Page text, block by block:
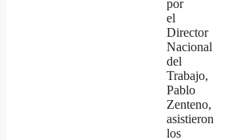
por
el
Director
Nacional
del
Trabajo,
Pablo
Zenteno,
asistieron
los